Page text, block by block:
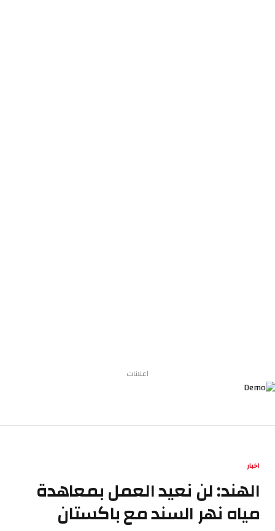
اعلانات
اخبار
الهند: لن نعيد العمل بمعاهدة
مياه نهر السند مع باكستان